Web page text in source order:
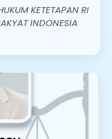
KETETAPAN RI
INDONESIA